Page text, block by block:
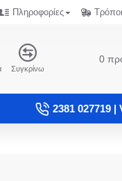
Πληροφορίες
Συγκρίνω
0
2381 027719 |